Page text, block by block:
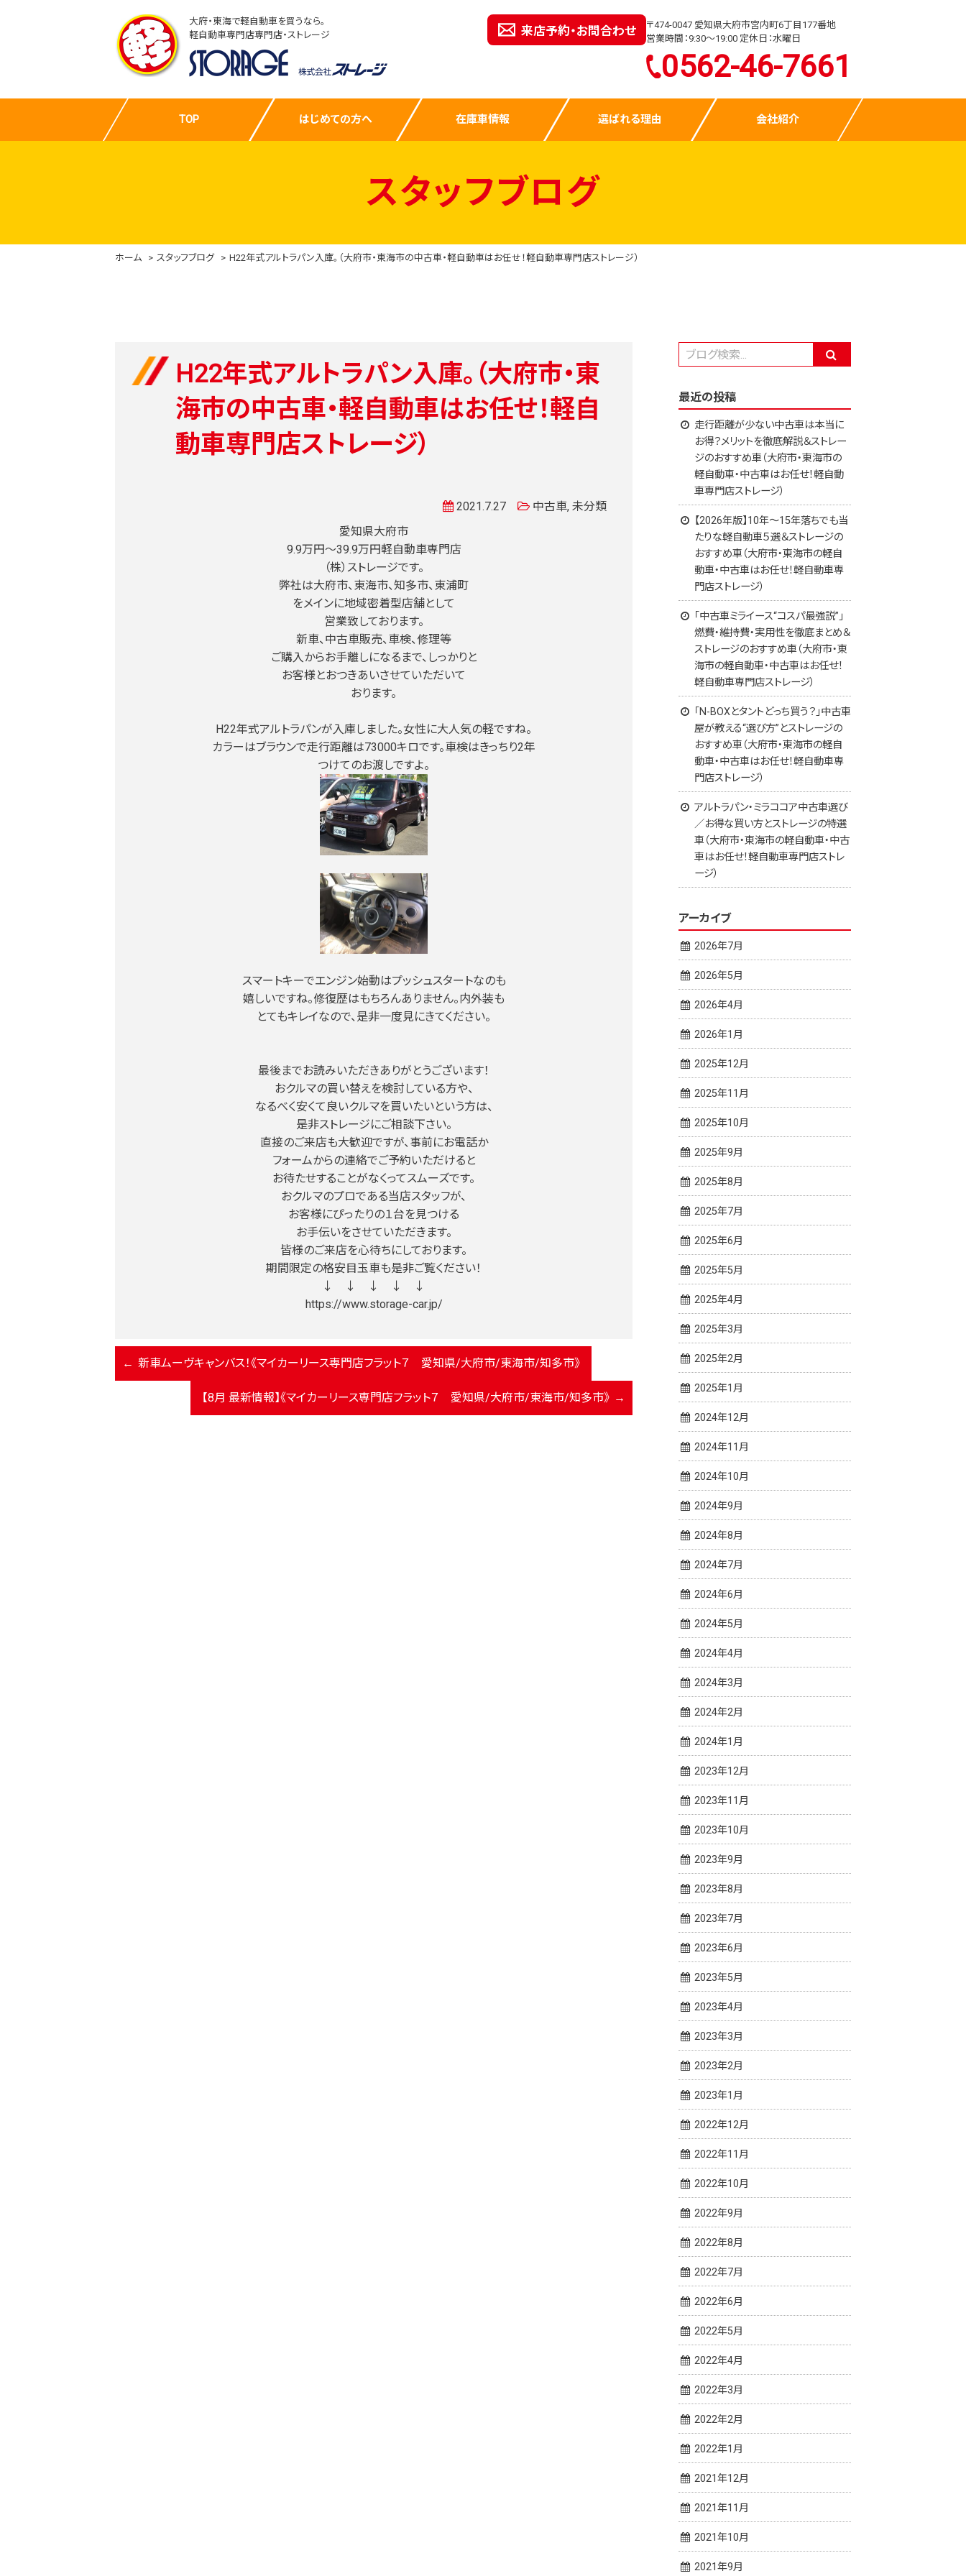
大府・東海で軽自動車を買うなら。
軽自動車専門店専門店・ストレージ
来店予約・お問合わせ
〒474-0047 愛知県大府市宮内町6丁目177番地
営業時間：9:30～19:00 定休日：水曜日
0562-46-7661
TOP はじめての方へ 在庫車情報 選ばれる理由 会社紹介
スタッフブログ
ホーム スタッフブログ H22年式アルトラパン入庫。（大府市・東海市の中古車・軽自動車はお任せ！軽自動車専門店ストレージ）
H22年式アルトラパン入庫。（大府市・東
海市の中古車・軽自動車はお任せ！軽自
動車専門店ストレージ）
2021.7.27 中古車, 未分類
愛知県大府市
9.9万円〜39.9万円軽自動車専門店
（株）ストレージです。
弊社は大府市、東海市、知多市、東浦町
をメインに地域密着型店舗として
営業致しております。
新車、中古車販売、車検、修理等
ご購入からお手離しになるまで、しっかりと
お客様とおつきあいさせていただいて
おります。
H22年式アルトラパンが入庫しました。女性に大人気の軽ですね。
カラーはブラウンで走行距離は73000キロです。車検はきっちり2年
つけてのお渡しですよ。
スマートキーでエンジン始動はプッシュスタートなのも
嬉しいですね。修復歴はもちろんありません。内外装も
とてもキレイなので、是非一度見にきてください。
最後までお読みいただきありがとうございます！
おクルマの買い替えを検討している方や、
なるべく安くて良いクルマを買いたいという方は、
是非ストレージにご相談下さい。
直接のご来店も大歓迎ですが、事前にお電話か
フォームからの連絡でご予約いただけると
お待たせすることがなくってスムーズです。
おクルマのプロである当店スタッフが、
お客様にぴったりの１台を見つける
お手伝いをさせていただきます。
皆様のご来店を心待ちにしております。
期間限定の格安目玉車も是非ご覧ください！
↓ ↓ ↓ ↓ ↓
https://www.storage-car.jp/
新車ムーヴキャンバス！《マイカーリース専門店フラット７ 愛知県/大府市/東海市/知多市》
【8月 最新情報】《マイカーリース専門店フラット７ 愛知県/大府市/東海市/知多市》
最近の投稿
走行距離が少ない中古車は本当に
お得？メリットを徹底解説＆ストレー
ジのおすすめ車（大府市・東海市の
軽自動車・中古車はお任せ！軽自動
車専門店ストレージ）
【2026年版】10年～15年落ちでも当
たりな軽自動車５選＆ストレージの
おすすめ車（大府市・東海市の軽自
動車・中古車はお任せ！軽自動車専
門店ストレージ）
「中古車ミライース“コスパ最強説”」
燃費・維持費・実用性を徹底まとめ＆
ストレージのおすすめ車（大府市・東
海市の軽自動車・中古車はお任せ！
軽自動車専門店ストレージ）
「N-BOXとタントどっち買う？」中古車
屋が教える“選び方”とストレージの
おすすめ車（大府市・東海市の軽自
動車・中古車はお任せ！軽自動車専
門店ストレージ）
アルトラパン・ミラココア中古車選び
／お得な買い方とストレージの特選
車（大府市・東海市の軽自動車・中古
車はお任せ！軽自動車専門店ストレ
ージ）
アーカイブ
2026年7月
2026年5月
2026年4月
2026年1月
2025年12月
2025年11月
2025年10月
2025年9月
2025年8月
2025年7月
2025年6月
2025年5月
2025年4月
2025年3月
2025年2月
2025年1月
2024年12月
2024年11月
2024年10月
2024年9月
2024年8月
2024年7月
2024年6月
2024年5月
2024年4月
2024年3月
2024年2月
2024年1月
2023年12月
2023年11月
2023年10月
2023年9月
2023年8月
2023年7月
2023年6月
2023年5月
2023年4月
2023年3月
2023年2月
2023年1月
2022年12月
2022年11月
2022年10月
2022年9月
2022年8月
2022年7月
2022年6月
2022年5月
2022年4月
2022年3月
2022年2月
2022年1月
2021年12月
2021年11月
2021年10月
2021年9月